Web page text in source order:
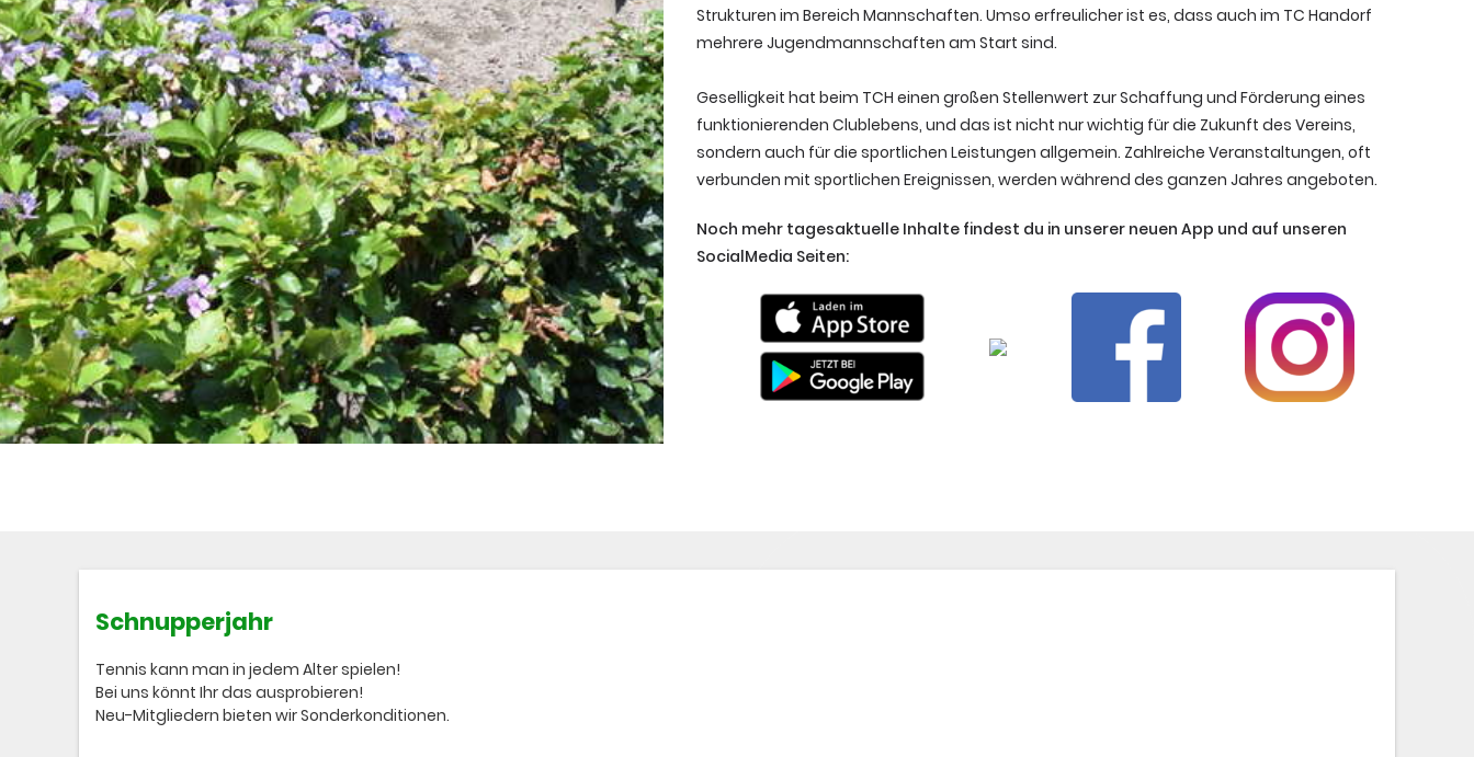
Strukturen im Bereich Mannschaften. Umso erfreulicher ist es, dass auch im TC Handorf
mehrere Jugendmannschaften am Start sind.
Geselligkeit hat beim TCH einen großen Stellenwert zur Schaffung und Förderung eines
funktionierenden Clublebens, und das ist nicht nur wichtig für die Zukunft des Vereins,
sondern auch für die sportlichen Leistungen allgemein. Zahlreiche Veranstaltungen, oft
verbunden mit sportlichen Ereignissen, werden während des ganzen Jahres angeboten.
Noch mehr tagesaktuelle Inhalte findest du in unserer neuen App und auf unseren
SocialMedia Seiten:
Schnupperjahr
Tennis kann man in jedem Alter spielen!
Bei uns könnt Ihr das ausprobieren!
Neu-Mitgliedern bieten wir Sonderkonditionen.